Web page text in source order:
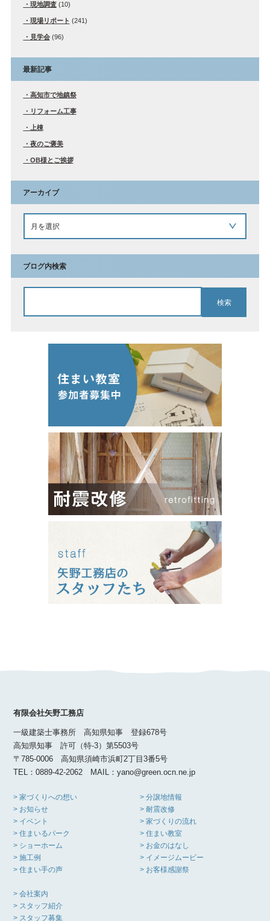
現地調査(10)
現場リポート (241)
見学会(96)
最新記事
高知市で地鎮祭
リフォーム工事
上棟
夜のご褒美
OB様とご挨拶
アーカイブ
ブログ内検索
有限会社矢野工務店
一級建築士事務所 高知県知事 登録678号
高知県知事 許可（特-3）第5503号
〒785-0006 高知県須崎市浜町2丁目3番5号
TEL：0889-42-2062 MAIL：yano@green.ocn.ne.jp
> 家づくりへの想い
> お知らせ
> イベント
> 住まいるパーク
> ショーホーム
> 施工例
> 住まい手の声
> 分譲地情報
> 耐震改修
> 家づくりの流れ
> 住まい教室
> お金のはなし
> イメージムービー
> お客様感謝祭
> 会社案内
> スタッフ紹介
> スタッフ募集